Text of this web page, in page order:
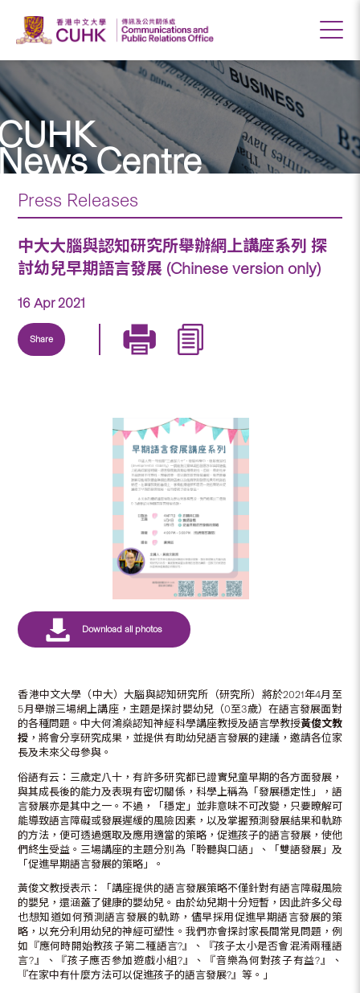
Centre
Press Releases
中大大腦與認知研究所舉辦網上講座系列 探
討幼兒早期語言發展 (Chinese version only)
16 Apr 2021
Share
香港中文大學（中大）大腦與認知研究所（研究所）將於2021年4月至
5月舉辦三場網上講座，主題是探討嬰幼兒（0至3歲）在語言發展面對
的各種問題。中大何鴻燊認知神經科學講座教授及語言學教授黃俊文教
授 ，將會分享研究成果，並提供有助幼兒語言發展的建議，邀請各位家
長及未來父母參與。
俗語有云：三歲定八十，有許多研究都已證實兒童早期的各方面發展，
與其成長後的能力及表現有密切關係，科學上稱為「發展穩定性」，語
言發展亦是其中之一。不過，「穩定」並非意味不可改變，只要暸解可
能導致語言障礙或發展遲緩的風險因素，以及掌握預測發展結果和軌跡
的方法，便可透過選取及應用適當的策略，促進孩子的語言發展，使他
們終生受益。三場講座的主題分別為「聆聽與口語」、「雙語發展」及
「促進早期語言發展的策略」。
黃俊文教授表示：「講座提供的語言發展策略不僅針對有語言障礙風險
的嬰兒，還涵蓋了健康的嬰幼兒。由於幼兒期十分短暫，因此許多父母
也想知道如何預測語言發展的軌跡，儘早採用促進早期語言發展的策
略，以充分利用幼兒的神經可塑性。我們亦會探討家長間常見問題，例
如『應何時開始教孩子第二種語言?』、『孩子太小是否會混淆兩種語
言?』、『孩子應否參加遊戲小組?』、『音樂為何對孩子有益?』、
『在家中有什麼方法可以促進孩子的語言發展?』等。」